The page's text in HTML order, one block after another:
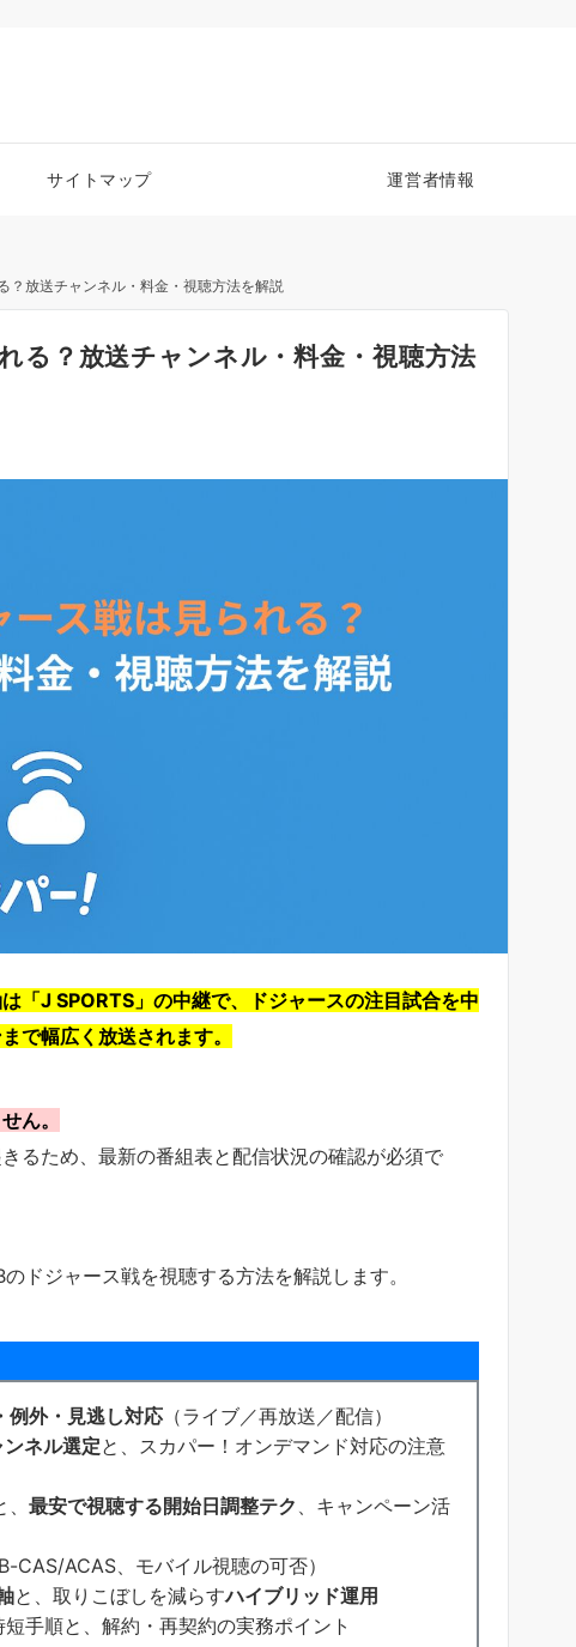
サイトマップ 運営者情報
？放送チャンネル・料金・視聴方法を解説
る？放送チャンネル・料金・視聴方法
「J SPORTS」の中継で、ドジャースの注目試合を中
で幅広く放送されます。
ん。
るため、最新の番組表と配信状況の確認が必須で
ドジャース戦を視聴する方法を解説します。
例外・見逃し対応 （ライブ／再放送／配信）
ネル選定と、スカパー！オンデマンド対応の注意
最安で視聴する開始日調整テク 、キャンペーン活
CAS/ACAS、モバイル視聴の可否）
と、取りこぼしを減らすハイブリッド運用
手順と、解約・再契約の実務ポイント